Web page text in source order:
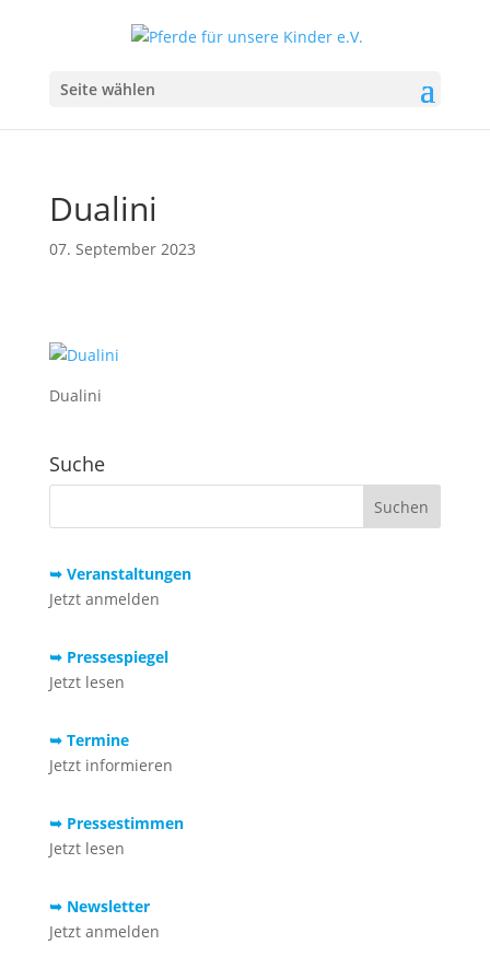
Seite wählen
Dualini
07. September 2023
Dualini
Suche
➥ Veranstaltungen
Jetzt anmelden
➥ Pressespiegel
Jetzt lesen
➥ Termine
Jetzt informieren
➥ Pressestimmen
Jetzt lesen
➥ Newsletter
Jetzt anmelden